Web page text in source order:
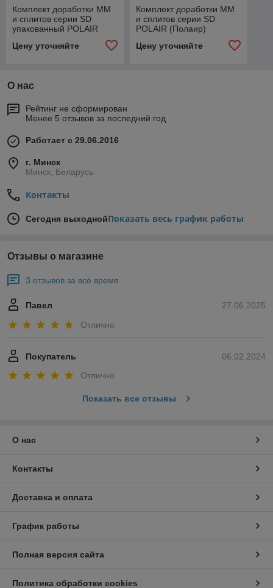
Комплект доработки ММ
и сплитов серии SD
упакованный POLAIR
Цену уточняйте
Комплект доработки ММ
и сплитов серии SD
POLAIR (Полаир)
Цену уточняйте
О нас
Рейтинг не сформирован
Менее 5 отзывов за последний год
Работает с 29.06.2016
г. Минск
Минск, Беларусь
Контакты
Сегодня выходнойПоказать весь график работы
Отзывы о магазине
3 отзывов за всё время
27.06.2025
Павел
Отлично
06.02.2024
Покупатель
Отлично
Показать все отзывы
О нас
Контакты
Доставка и оплата
График работы
Полная версия сайта
Политика обработки cookies